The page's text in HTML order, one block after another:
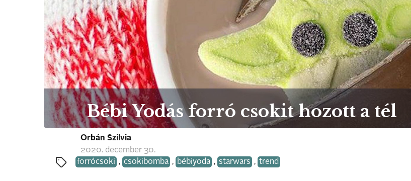
Bébi Yodás forró csokit hozott a tél
Orbán Szilvia
2020. december 30.
forrócsoki , csokibomba , bébiyoda , starwars , trend